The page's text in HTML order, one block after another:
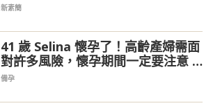
新素簡
41 歲 Selina 懷孕了！高齡產婦需面
對許多風險，懷孕期間一定要注意 6
件事
備孕